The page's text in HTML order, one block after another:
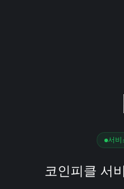
서비
코인피클 서